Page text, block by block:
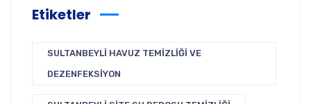
Etiketler
SULTANBEYLI HAVUZ TEMIZLIĞI VE
DEZENFEKSIYON